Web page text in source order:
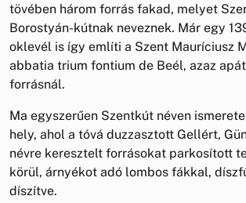
tövében három forrás fakad, melyet
Borostyán-kútnak neveznek. Már egy
oklevél is így említi a Szent Mauríciusz
abbatia trium fontium de Beél, azaz
forrásnál.
Ma egyszerűen Szentkút néven
hely, ahol a tóvá duzzasztott Gellért,
névre keresztelt forrásokat parkosított
körül, árnyékot adó lombos fákkal,
díszítve.